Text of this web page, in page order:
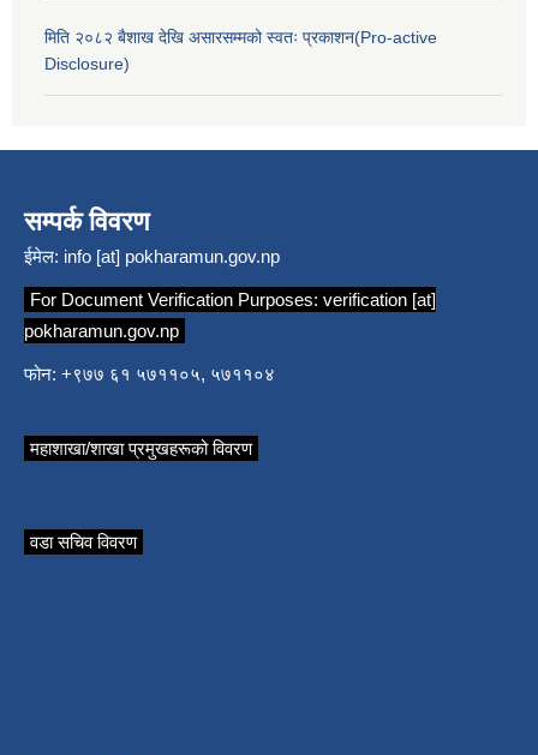
मिति २०८२ बैशाख देखि असारसम्मको स्वतः प्रकाशन(Pro-active
Disclosure)
सम्पर्क विवरण
ईमेल: info [at] pokharamun.gov.np
For Document Verification Purposes: verification [at]
pokharamun.gov.np
फोन: +९७७ ६१ ५७११०५, ५७११०४
महाशाखा/शाखा प्रमुखहरूको विवरण
वडा सचिव विवरण